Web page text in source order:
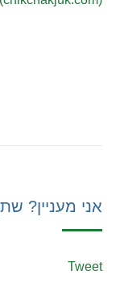
אני מעניין?
Tweet